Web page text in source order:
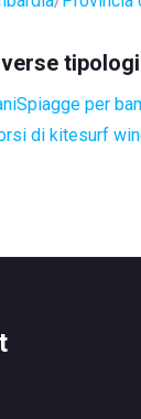
Spiagge per
di kitesurf